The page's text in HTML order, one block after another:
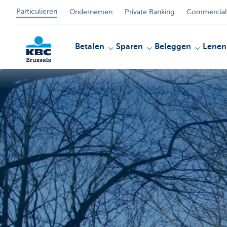
Particulieren Ondernemen Private Banking
KBC
Betalen Sparen Beleggen Lenen